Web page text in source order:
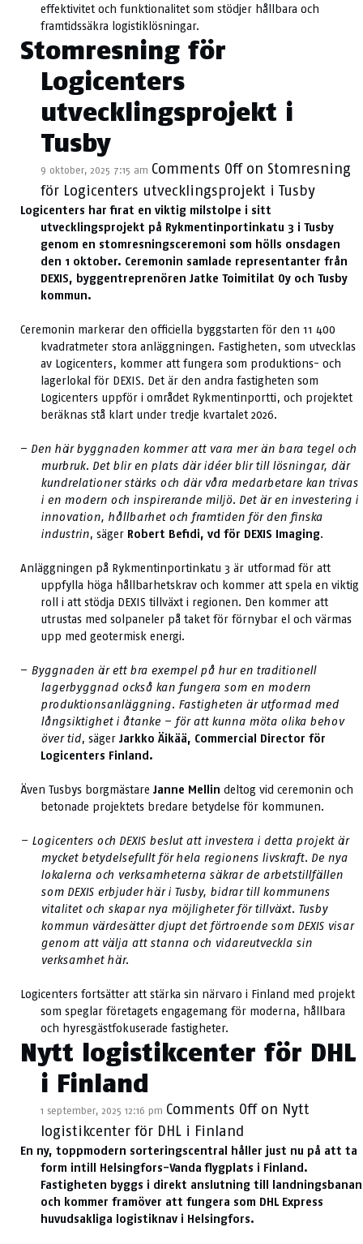
effektivitet och funktionalitet som stödjer hållbara och
framtidssäkra logistiklösningar.
Stomresning för
Logicenters
utvecklingsprojekt i
Tusby
9 oktober, 2025 7:15 am Comments Offon Stomresning
för Logicenters utvecklingsprojekt i Tusby
Logicenters har firat en viktig milstolpe i sitt
utvecklingsprojekt på Rykmentinportinkatu 3 i Tusby
genom en stomresningsceremoni som hölls onsdagen
den 1 oktober. Ceremonin samlade representanter från
DEXIS, byggentreprenören Jatke Toimitilat Oy och Tusby
kommun.
Ceremonin markerar den officiella byggstarten för den 11 400
kvadratmeter stora anläggningen. Fastigheten, som utvecklas
av Logicenters, kommer att fungera som produktions- och
lagerlokal för DEXIS. Det är den andra fastigheten som
Logicenters uppför i området Rykmentinportti, och projektet
beräknas stå klart under tredje kvartalet 2026.
– Den här byggnaden kommer att vara mer än bara tegel och
murbruk. Det blir en plats där idéer blir till lösningar, där
kundrelationer stärks och där våra medarbetare kan trivas
i en modern och inspirerande miljö. Det är en investering i
innovation, hållbarhet och framtiden för den finska
industrin, säger Robert Befidi, vd för DEXIS Imaging.
Anläggningen på Rykmentinportinkatu 3 är utformad för att
uppfylla höga hållbarhetskrav och kommer att spela en viktig
roll i att stödja DEXIS tillväxt i regionen. Den kommer att
utrustas med solpaneler på taket för förnybar el och värmas
upp med geotermisk energi.
– Byggnaden är ett bra exempel på hur en traditionell
lagerbyggnad också kan fungera som en modern
produktionsanläggning. Fastigheten är utformad med
långsiktighet i åtanke – för att kunna möta olika behov
över tid, sägerJarkko Äikää, Commercial Director för
Logicenters Finland.
Även Tusbys borgmästareJanne Mellin deltog vid ceremonin och
betonade projektets bredare betydelse för kommunen.
– Logicenters och DEXIS beslut att investera i detta projekt är
mycket betydelsefullt för hela regionens livskraft. De nya
lokalerna och verksamheterna säkrar de arbetstillfällen
som DEXIS erbjuder här i Tusby, bidrar till kommunens
vitalitet och skapar nya möjligheter för tillväxt. Tusby
kommun värdesätter djupt det förtroende som DEXIS visar
genom att välja att stanna och vidareutveckla sin
verksamhet här.
Logicenters fortsätter att stärka sin närvaro i Finland med projekt
som speglar företagets engagemang för moderna, hållbara
och hyresgästfokuserade fastigheter.
Nytt logistikcenter för DHL
i Finland
1 september, 2025 12:16 pm Comments Offon Nytt
logistikcenter för DHL i Finland
En ny, toppmodern sorteringscentral håller just nu på att ta
form intill Helsingfors-Vanda flygplats i Finland.
Fastigheten byggs i direkt anslutning till landningsbanan
och kommer framöver att fungera som DHL Express
huvudsakliga logistiknav i Helsingfors.